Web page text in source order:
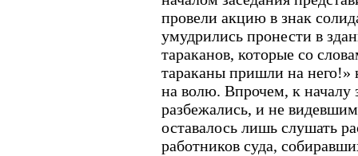
провели акцию в знак
умудрились пронести в
тараканов, которые со
тараканы пришли на
на волю. Впрочем, к началу
разбежались, и не
оставалось лишь слушать
работников суда,